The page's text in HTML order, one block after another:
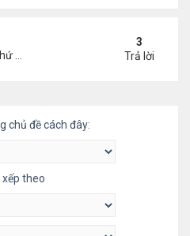
2020 10:16 pm
3
Trả lời
chủ đề cách đây:
xếp theo